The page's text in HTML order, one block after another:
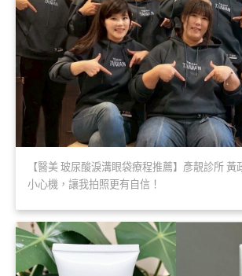
【醫美 玻尿酸淚溝眼袋療程推薦】彥靚診所 黃
小心機，讓我拍照更有自信！